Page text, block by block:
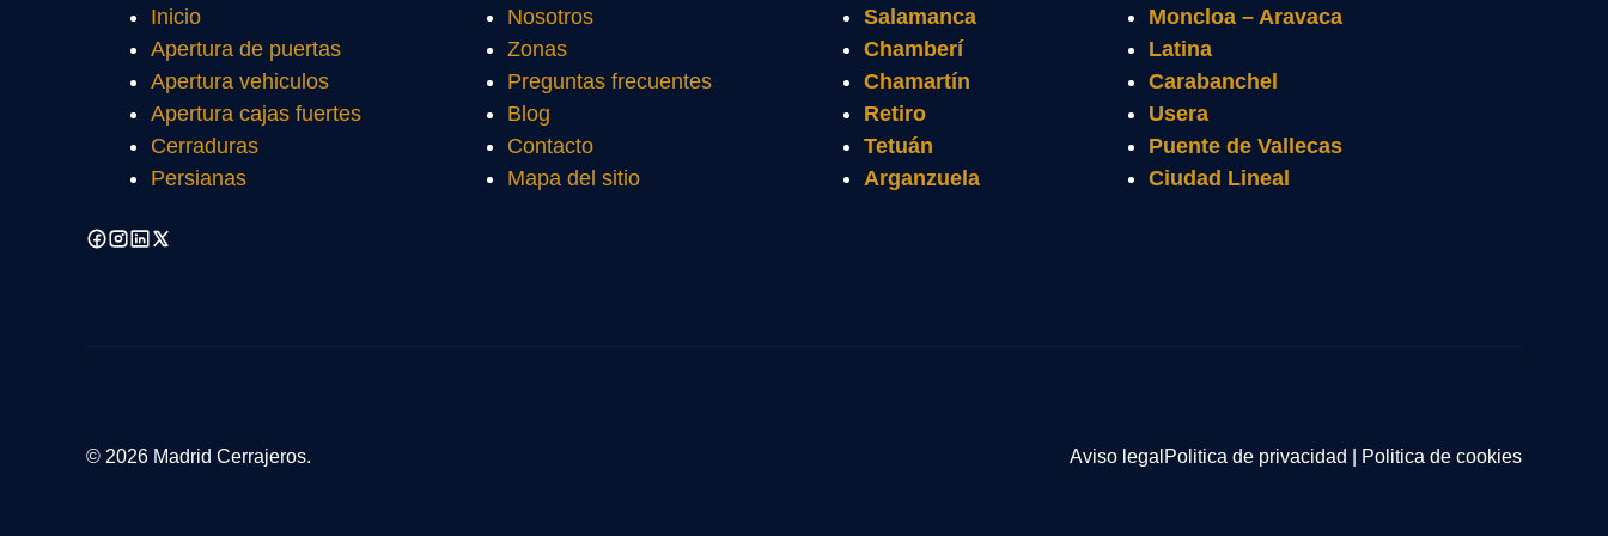
Inicio
Apertura de puertas
Apertura vehiculos
Apertura cajas fuertes
Cerraduras
Persianas
Nosotros
Zonas
Preguntas frecuentes
Blog
Contacto
Mapa del sitio
Salamanca
Chamberí
Chamartín
Retiro
Tetuán
Arganzuela
Moncloa – Aravaca
Latina
Carabanchel
Usera
Puente de Vallecas
Ciudad Lineal
© 2026 Madrid Cerrajeros. Aviso legal Politica de privacidad Politica de cookies